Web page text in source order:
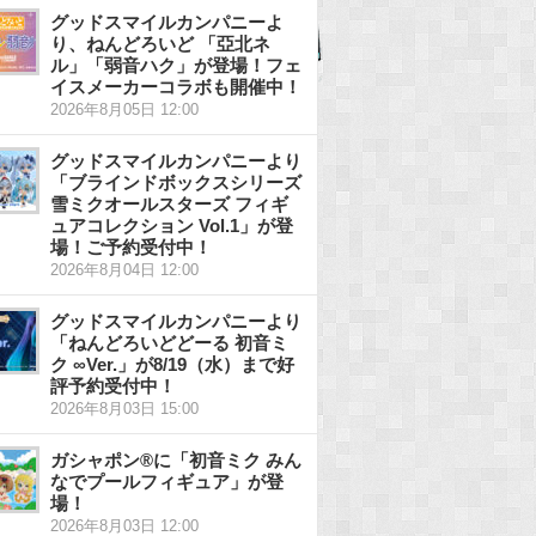
グッドスマイルカンパニーよ
り、ねんどろいど 「亞北ネ
ル」「弱音ハク」が登場！フェ
イスメーカーコラボも開催中！
2026年8月05日 12:00
グッドスマイルカンパニーより
「ブラインドボックスシリーズ
雪ミクオールスターズ フィギ
ュアコレクション Vol.1」が登
場！ご予約受付中！
2026年8月04日 12:00
グッドスマイルカンパニーより
「ねんどろいどどーる 初音ミ
ク ∞Ver.」が8/19（水）まで好
評予約受付中！
2026年8月03日 15:00
ガシャポン®に「初音ミク みん
なでプールフィギュア」が登
場！
2026年8月03日 12:00